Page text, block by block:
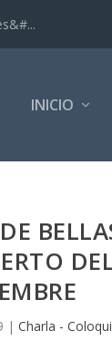
INICIO
| Charla -